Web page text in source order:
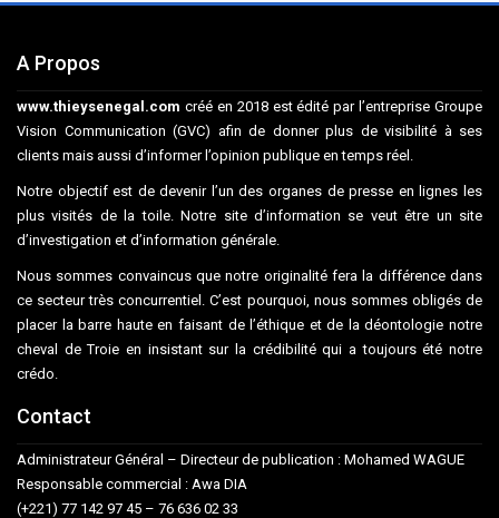
A Propos
www.thieysenegal.com créé en 2018 est édité par l’entreprise Groupe
Vision Communication (GVC) afin de donner plus de visibilité à ses
clients mais aussi d’informer l’opinion publique en temps réel.
Notre objectif est de devenir l’un des organes de presse en lignes les
plus visités de la toile. Notre site d’information se veut être un site
d’investigation et d’information générale.
Nous sommes convaincus que notre originalité fera la différence dans
ce secteur très concurrentiel. C’est pourquoi, nous sommes obligés de
placer la barre haute en faisant de l’éthique et de la déontologie notre
cheval de Troie en insistant sur la crédibilité qui a toujours été notre
crédo.
Contact
Administrateur Général – Directeur de publication : Mohamed WAGUE
Responsable commercial : Awa DIA
(+221) 77 142 97 45 – 76 636 02 33